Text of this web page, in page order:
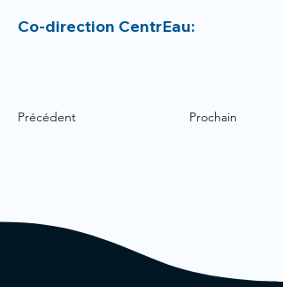
Co-direction CentrEau:
Précédent Prochain